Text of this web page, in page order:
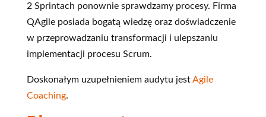
2 Sprintach ponownie sprawdzamy procesy. Firma
QAgile posiada bogatą wiedzę oraz doświadczenie
w przeprowadzaniu transformacji i ulepszaniu
implementacji procesu Scrum.
Doskonałym uzupełnieniem audytu jestAgile
Coaching.